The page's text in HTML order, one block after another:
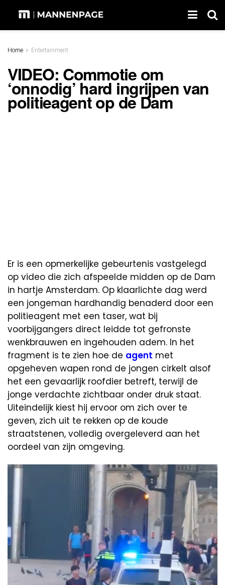
Home Entertainment
VIDEO: Commotie om
‘onnodig’ hard ingrijpen van
politieagent op de Dam
Er is een opmerkelijke gebeurtenis vastgelegd
op video die zich afspeelde midden op de Dam
in hartje Amsterdam. Op klaarlichte dag werd
een jongeman hardhandig benaderd door een
politieagent met een taser, wat bij
voorbijgangers direct leidde tot gefronste
wenkbrauwen en ingehouden adem. In het
fragment is te zien hoe de agent met
opgeheven wapen rond de jongen cirkelt alsof
het een gevaarlijk roofdier betreft, terwijl de
jonge verdachte zichtbaar onder druk staat.
Uiteindelijk kiest hij ervoor om zich over te
geven, zich uit te rekken op de koude
straatstenen, volledig overgeleverd aan het
oordeel van zijn omgeving.